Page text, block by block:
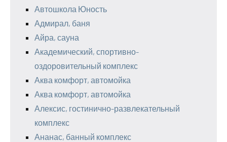
Автошкола Юность
Адмирал, баня
Айра, сауна
Академический, спортивно-
оздоровительный комплекс
Аква комфорт, автомойка
Аква комфорт, автомойка
Алексис, гостинично-развлекательный
комплекс
Ананас, банный комплекс